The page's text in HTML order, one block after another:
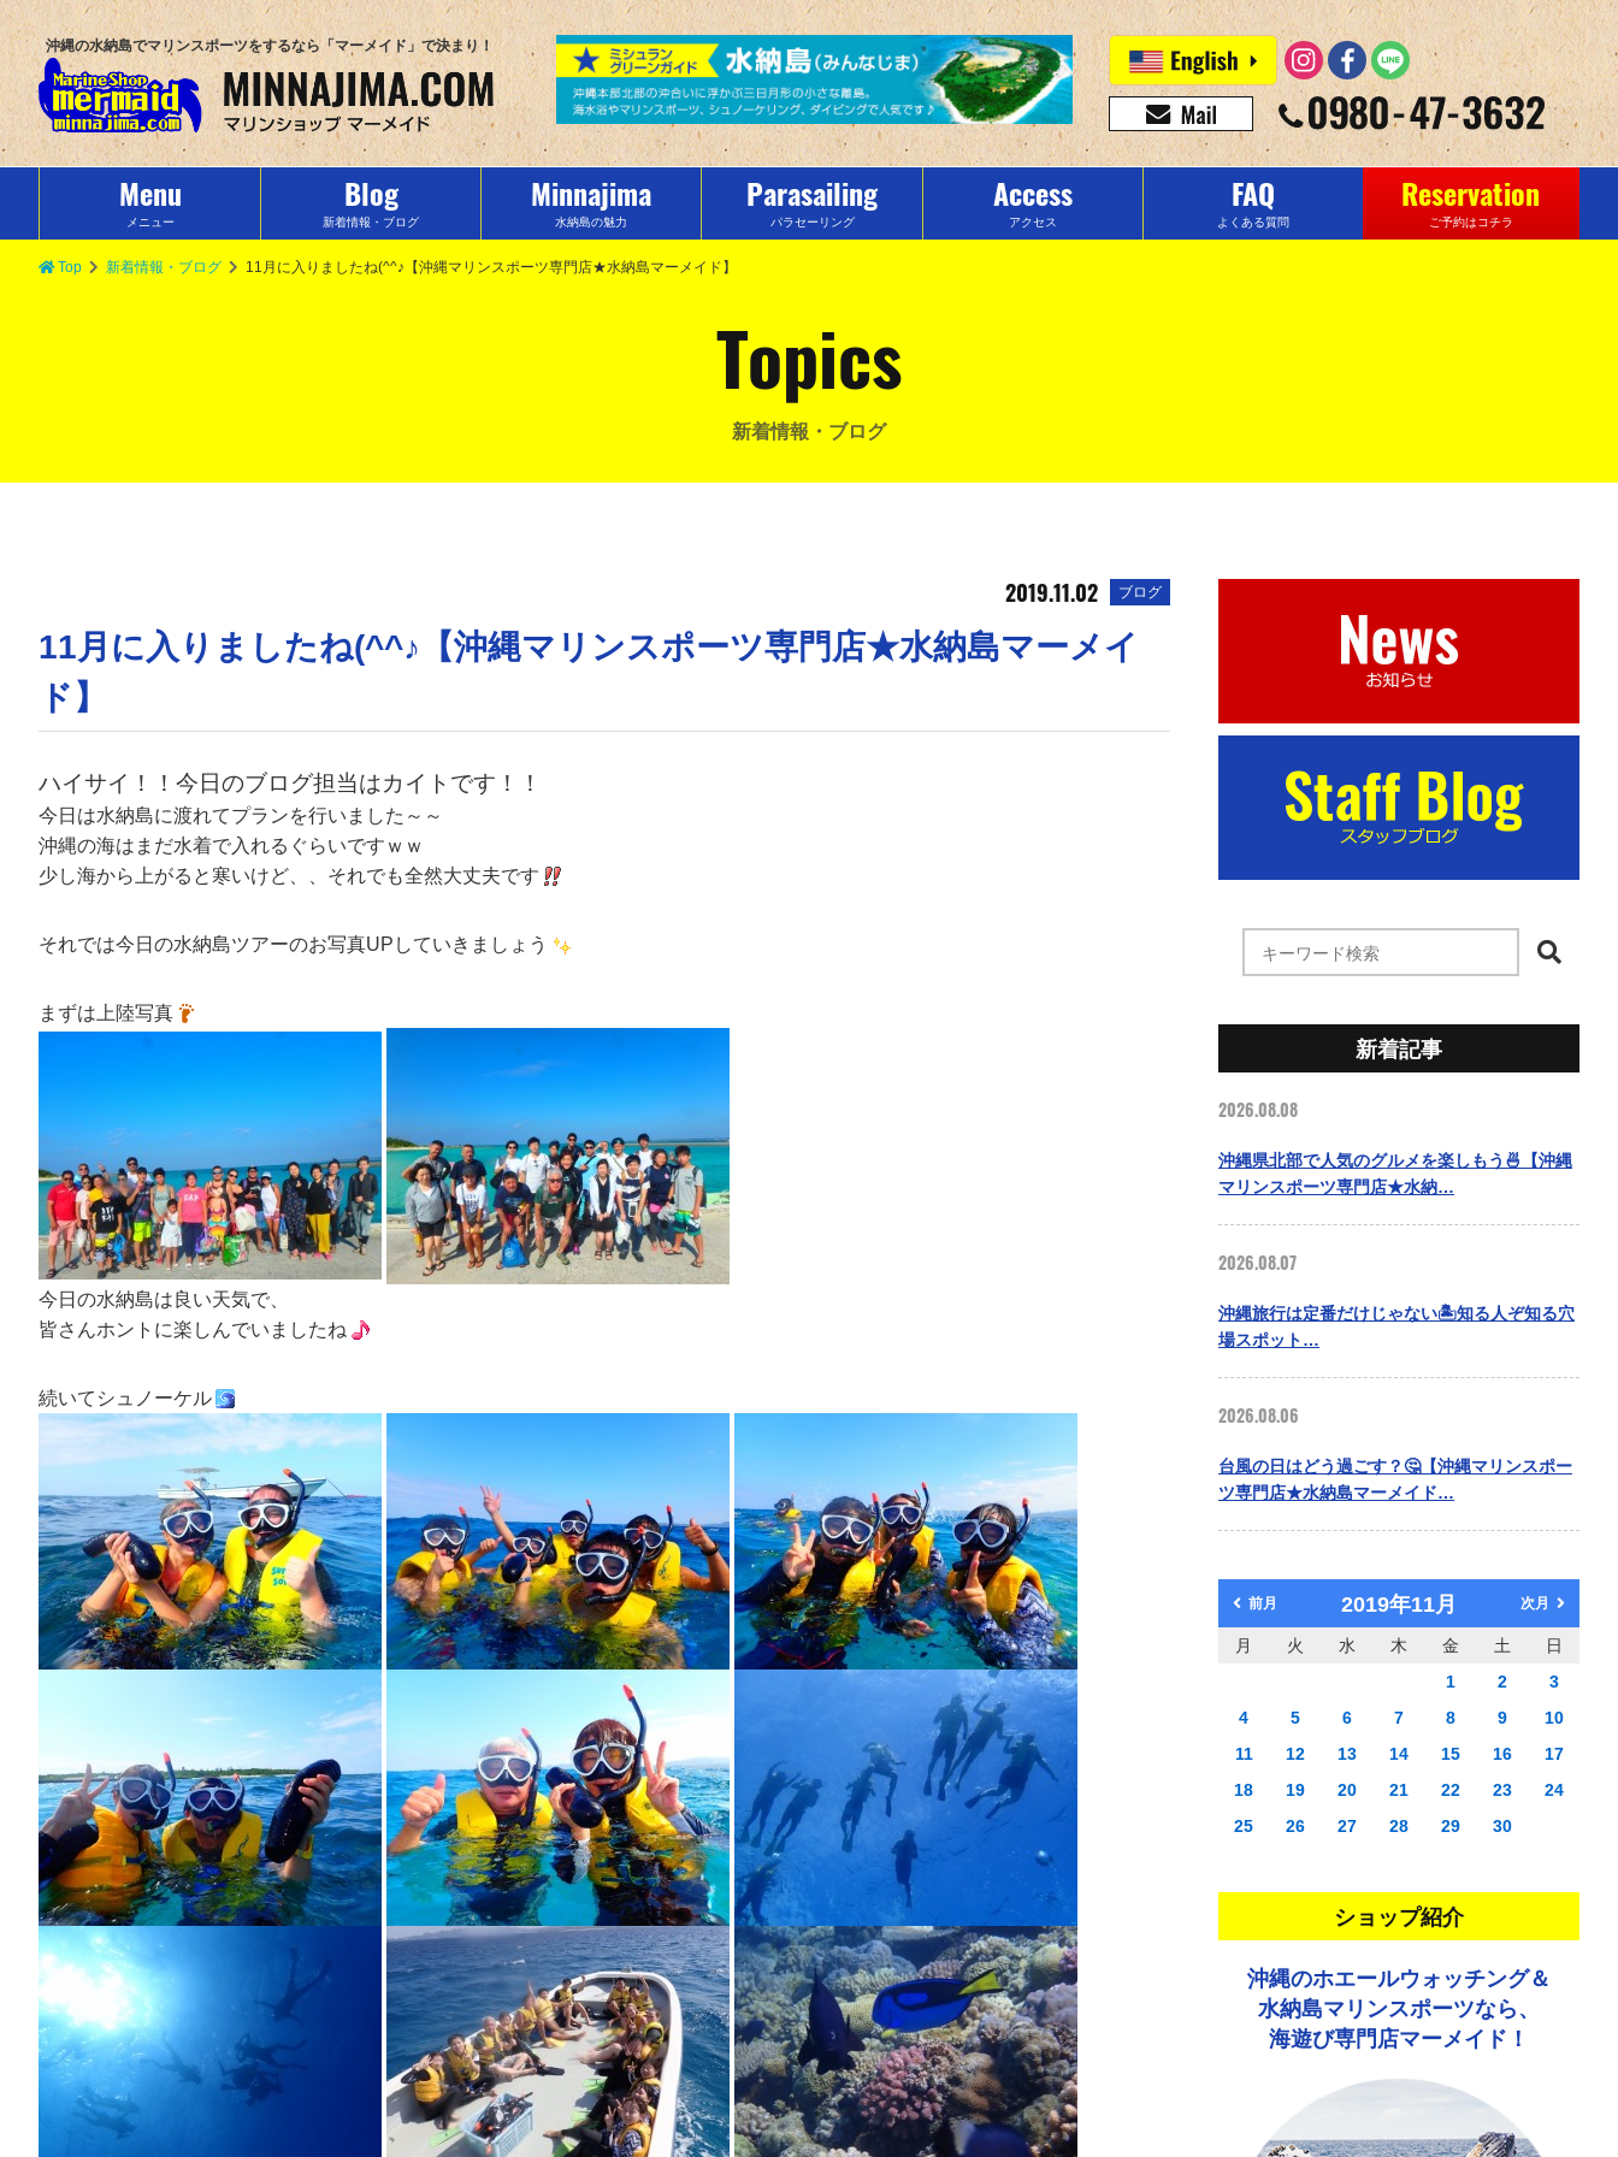
沖縄の水納島でマリンスポーツをするなら「マーメイド」で決まり！
Menu
メニュー
Blog
新着情報・ブログ
Minnajima
水納島の魅力
Parasailing
パラセーリング
Access
アクセス
FAQ
よくある質問
Reservation
ご予約はコチラ
Top 新着情報・ブログ 11月に入りましたね(^^♪【沖縄マリンスポーツ専門店★水納島マーメイド】
Topics
新着情報・ブログ
2019.11.02 ブログ
11月に入りましたね(^^♪【沖縄マリンスポーツ専門店★水納島マーメイ
ド】
ハイサイ！！今日のブログ担当はカイトです！！
今日は水納島に渡れてプランを行いました～～
沖縄の海はまだ水着で入れるぐらいですｗｗ
少し海から上がると寒いけど、、それでも全然大丈夫です
それでは今日の水納島ツアーのお写真UPしていきましょう
まずは上陸写真
今日の水納島は良い天気で、
皆さんホントに楽しんでいましたね
続いてシュノーケル
新着記事
2026.08.08
沖縄県北部で人気のグルメを楽しもう🍜【沖縄
マリンスポーツ専門店★水納…
2026.08.07
沖縄旅行は定番だけじゃない🏝️知る人ぞ知る穴
場スポット…
2026.08.06
台風の日はどう過ごす？🤔【沖縄マリンスポー
ツ専門店★水納島マーメイド…
前月 2019年11月 次月
月 火 水 木 金 土
日
1
2
3
4
5 6 7 8 9
10
11
12 13 14 15 16
17
18
19 20 21 22 23
24
25
26 27 28 29 30
ショップ紹介
沖縄のホエールウォッチング＆
水納島マリンスポーツなら、
海遊び専門店マーメイド！